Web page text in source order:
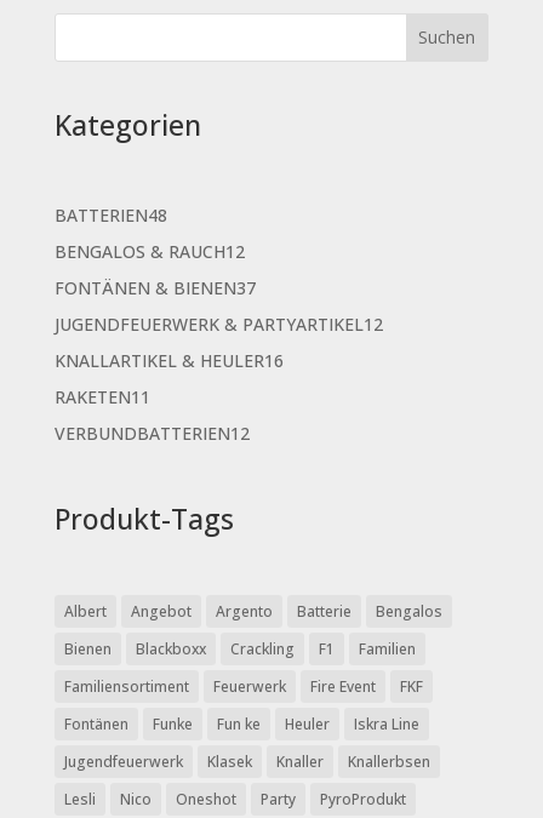
Kategorien
BATTERIEN4848
Produkte
BENGALOS & RAUCH1212
Produkte
FONTÄNEN & BIENEN3737
Produkte
JUGENDFEUERWERK & PARTYARTIKEL1212
KNALLARTIKEL & HEULER1616
RAKETEN11
Produkte
VERBUNDBATTERIEN1212
Produkt-Tags
Albert Angebot Argento Batterie
Bengalos
Bienen
Blackboxx Crackling F1
Familien
Familiensortiment
Feuerwerk Fire Event
FKF
Fontänen
Funke Fun ke Heuler
Iskra Line
Jugendfeuerwerk
Klasek Knaller
Knallerbsen
Lesli
Nico Oneshot Party
PyroProdukt